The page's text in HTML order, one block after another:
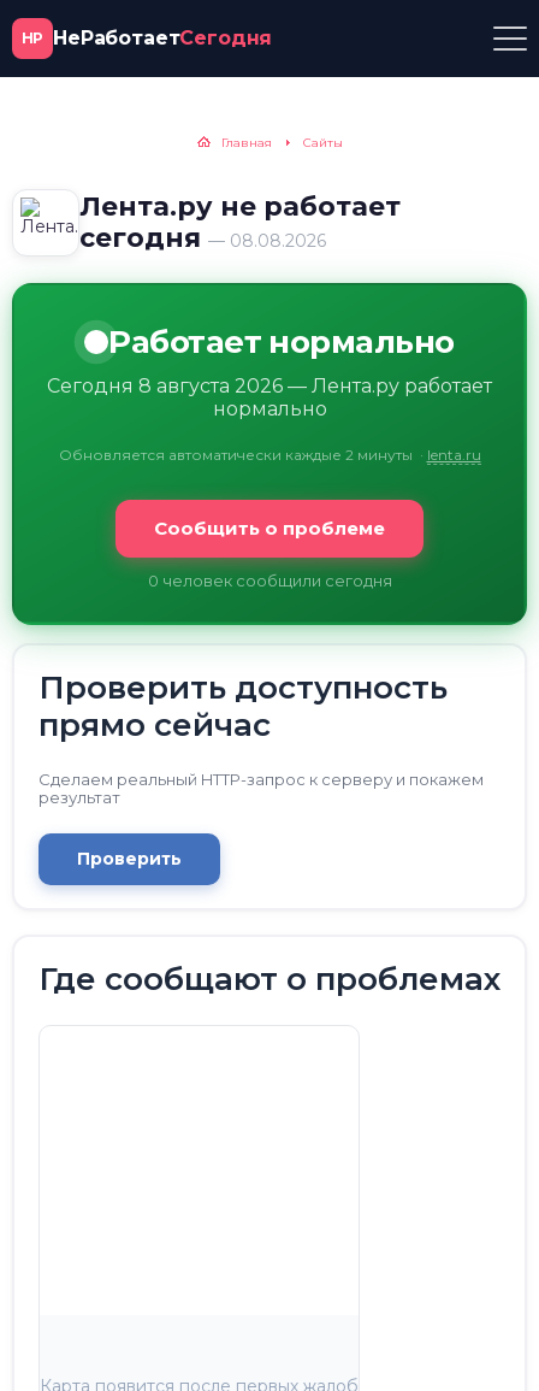
НР НеРаботаетСегодня
Главная Сайты
Лента.ру не работает
сегодня — 08.08.2026
Работает нормально
Сегодня 8 августа 2026 — Лента.ру работает
нормально
Обновляется автоматически каждые 2 минуты · lenta.ru
Сообщить о проблеме
0 человек сообщили сегодня
Проверить доступность
прямо сейчас
Сделаем реальный HTTP-запрос к серверу и покажем
результат
Проверить
Где сообщают о проблемах
Карта появится после первых жалоб